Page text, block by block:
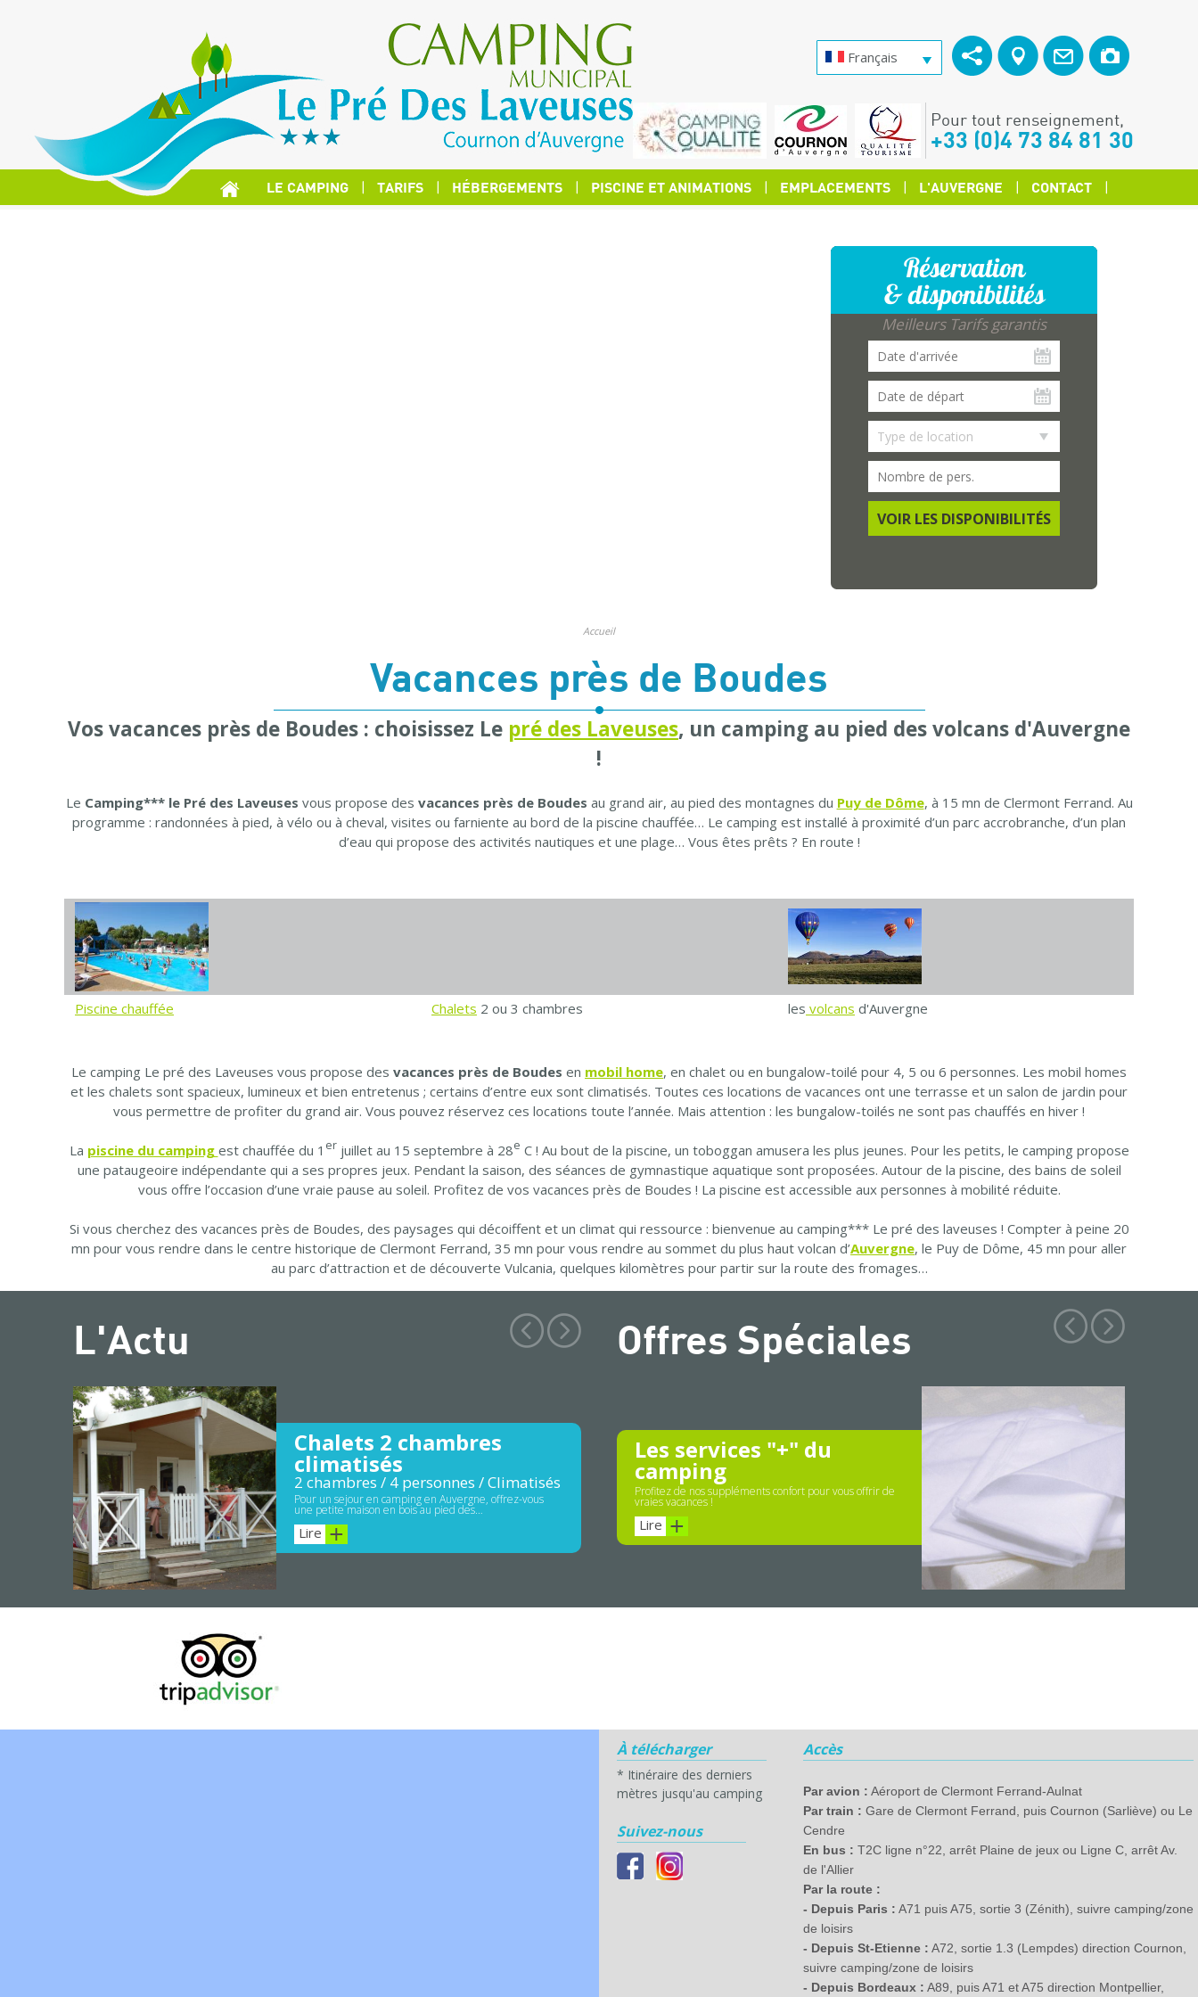
Français
Pour tout renseignement,
+33 (0)4 73 84 81 30
LE CAMPING TARIFS HÉBERGEMENTS PISCINE ET ANIMATIONS EMPLACEMENTS L'AUVERGNE CONTACT
Réservation
& disponibilités
Meilleurs Tarifs garantis
VOIR LES DISPONIBILITÉS
Accueil
Vacances près de Boudes
Vos vacances près de Boudes : choisissez Le pré des Laveuses, un camping au pied des volcans d'Auvergne
!
Le Camping*** le Pré des Laveuses vous propose des vacances près de Boudes au grand air, au pied des montagnes du Puy de Dôme, à 15 mn de Clermont Ferrand. Au
programme : randonnées à pied, à vélo ou à cheval, visites ou farniente au bord de la piscine chauffée… Le camping est installé à proximité d’un parc accrobranche, d’un plan
d’eau qui propose des activités nautiques et une plage… Vous êtes prêts ? En route !
Piscine chauffée Chalets 2 ou 3 chambres les volcans d'Auvergne
Le camping Le pré des Laveuses vous propose des vacances près de Boudes en mobil home, en chalet ou en bungalow-toilé pour 4, 5 ou 6 personnes. Les mobil homes
et les chalets sont spacieux, lumineux et bien entretenus ; certains d’entre eux sont climatisés. Toutes ces locations de vacances ont une terrasse et un salon de jardin pour
vous permettre de profiter du grand air. Vous pouvez réservez ces locations toute l’année. Mais attention : les bungalow-toilés ne sont pas chauffés en hiver !
La piscine du camping est chauffée du 1 erjuillet au 15 septembre à 28e C ! Au bout de la piscine, un toboggan amusera les plus jeunes. Pour les petits, le camping propose
une pataugeoire indépendante qui a ses propres jeux. Pendant la saison, des séances de gymnastique aquatique sont proposées. Autour de la piscine, des bains de soleil
vous offre l’occasion d’une vraie pause au soleil. Profitez de vos vacances près de Boudes ! La piscine est accessible aux personnes à mobilité réduite.
Si vous cherchez des vacances près de Boudes, des paysages qui décoiffent et un climat qui ressource : bienvenue au camping*** Le pré des laveuses ! Compter à peine 20
mn pour vous rendre dans le centre historique de Clermont Ferrand, 35 mn pour vous rendre au sommet du plus haut volcan d’Auvergne, le Puy de Dôme, 45 mn pour aller
au parc d’attraction et de découverte Vulcania, quelques kilomètres pour partir sur la route des fromages…
L'Actu
Chalets 2 chambres
climatisés
2 chambres / 4 personnes / Climatisés
Pour un sejour en camping en Auvergne, offrez-vous
une petite maison en bois au pied des…
Lire
Offres Spéciales
Les services "+" du
camping
Profitez de nos suppléments confort pour vous offrir de
vraies vacances !
Lire
À télécharger
* Itinéraire des derniers
mètres jusqu'au camping
Suivez-nous
Accès
Par avion : Aéroport de Clermont Ferrand-Aulnat
Par train : Gare de Clermont Ferrand, puis Cournon (Sarliève) ou Le
Cendre
En bus : T2C ligne n°22, arrêt Plaine de jeux ou Ligne C, arrêt Av.
de l'Allier
Par la route :
- Depuis Paris : A71 puis A75, sortie 3 (Zénith), suivre camping/zone
de loisirs
- Depuis St-Etienne : A72, sortie 1.3 (Lempdes) direction Cournon,
suivre camping/zone de loisirs
- Depuis Bordeaux : A89, puis A71 et A75 direction Montpellier,